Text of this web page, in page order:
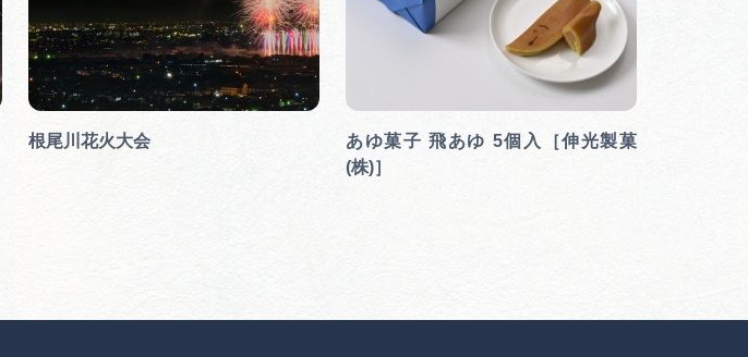
根尾川花火大会
あゆ菓子 飛あゆ 5個入［伸光製菓
(株)］